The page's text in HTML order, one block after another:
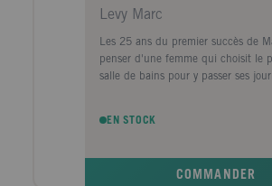
Levy Marc
Les 25 ans du premier succès de
penser d'une femme qui choisit le
salle de bains pour y passer ses
réapparaît à sa guise et qui
dans un profond coma à l'autre
emporter par cette extravagante
EN STOCK
COMMANDER